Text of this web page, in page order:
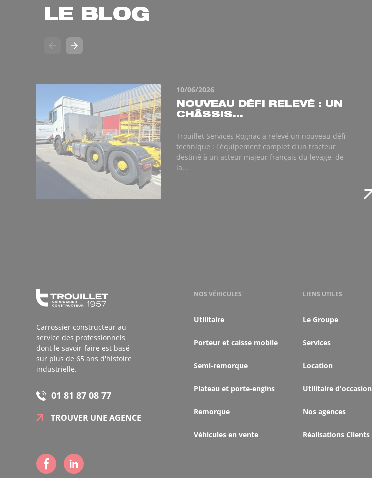
LE BLOG
10/06/2026
NOUVEAU DÉFI RELEVÉ : UN
CHÂSSIS...
Trouillet Services Rognac a relevé un nouveau défi
technique : l'équipement complet d'un tracteur
destiné à un acteur majeur français du levage, de
la...
Carrossier constructeur au
service des professionnels
dont le savoir-faire est basé
sur plus de 65 ans d'histoire
industrielle.
01 81 87 08 77
TROUVER UNE AGENCE
NOS VÉHICULES
Utilitaire
Porteur et caisse mobile
Semi-remorque
Plateau et porte-engins
Remorque
Véhicules en vente
LIENS UTILES
Le Groupe
Services
Location
Utilitaire d'occasion
Nos agences
Réalisations Clients